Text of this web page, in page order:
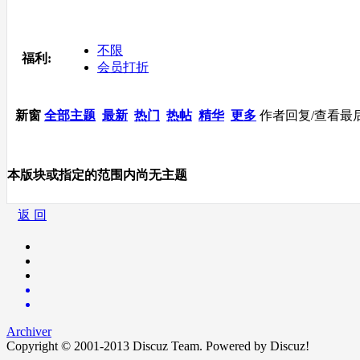
福利:
不限
会员打折
新窗 全部主题 最新 热门 热帖 精华 更多 作者回复/查看最
本版块或指定的范围内尚无主题
返 回
Archiver
Copyright © 2001-2013 Discuz Team. Powered by Discuz!